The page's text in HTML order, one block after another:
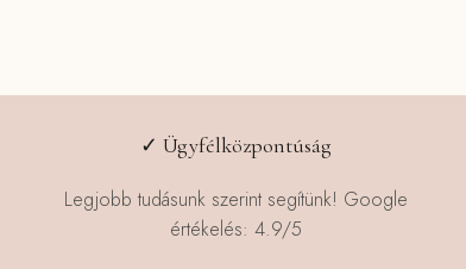
✓ Ügyfélközpontúság
Legjobb tudásunk szerint segítünk! Google
értékelés: 4.9/5